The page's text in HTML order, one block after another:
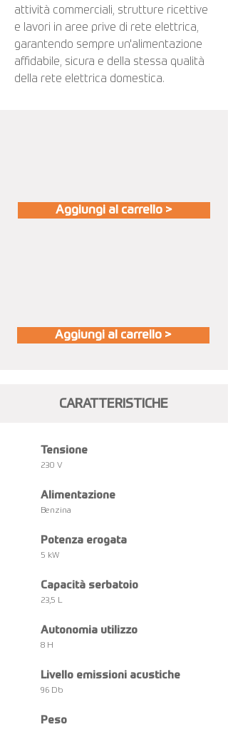
attività commerciali, strutture ricettive
e lavori in aree prive di rete elettrica,
garantendo sempre un'alimentazione
affidabile, sicura e della stessa qualità
della rete elettrica domestica.
Aggiungi al carrello >
Aggiungi al carrello >
CARATTERISTICHE
Tensione
230 V
Alimentazione
Benzina
Potenza erogata
5 kW
Capacità serbatoio
23,5 L
Autonomia utilizzo
8 H
Livello emissioni acustiche
96 Db
Peso